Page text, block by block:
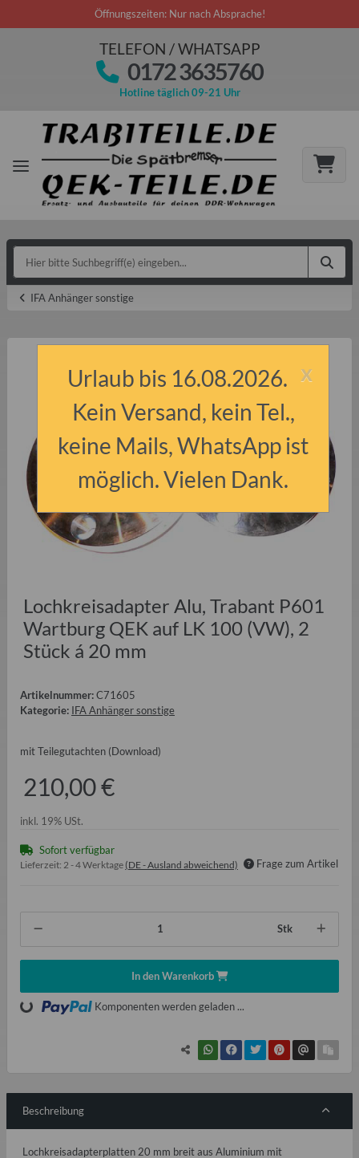
Öffnungszeiten: Nur nach Absprache!
TELEFON / WHATSAPP
0172 3635760
Hotline täglich 09-21 Uhr
IFA Anhänger sonstige
Lochkreisadapter Alu, Trabant P601
Wartburg QEK auf LK 100 (VW), 2
Stück á 20 mm
Artikelnummer:C71605
Kategorie: IFA Anhänger sonstige
mit Teilegutachten (Download)
210,00 €
inkl. 19% USt.
Sofort verfügbar
Lieferzeit: 2 - 4 Werktage (DE - Ausland abweichend) Frage zum Artikel
Stk
In den Warenkorb
Komponenten werden geladen ...
Beschreibung
Lochkreisadapterplatten 20 mm breit aus Aluminium mit
x
Urlaub bis 16.08.2026.
Kein Versand, kein Tel.,
keine Mails, WhatsApp ist
möglich. Vielen Dank.